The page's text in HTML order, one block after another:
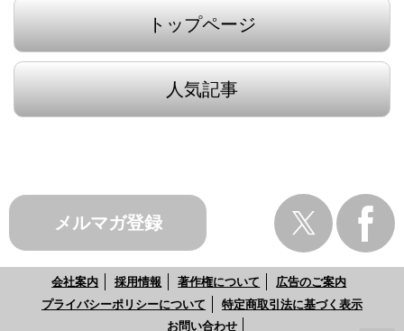
トップページ
人気記事
メルマガ登録
会社案内 採用情報 著作権について
広告のご案内
プライバシーポリシーについて
特定商取引法に基づく表示
お問い合わせ